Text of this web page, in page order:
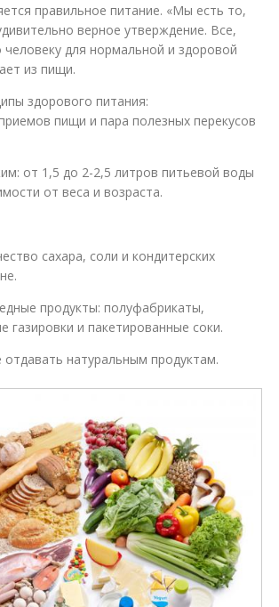
правильное питание. «Мы есть то,
верное утверждение. Все,
для нормальной и здоровой
из пищи.
здорового питания:
пищи и пара полезных перекусов
от 1,5 до 2-2,5 литров питьевой воды
от веса и возраста.
сахара, соли и кондитерских
продукты: полуфабрикаты,
газировки и пакетированные соки.
отдавать натуральным продуктам.